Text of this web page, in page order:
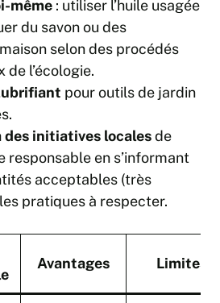
même : utiliser l’huile usagée
du savon ou des
selon des procédés
de l’écologie.
pour outils de jardin
des initiatives localesde
responsable en s’informant
acceptables (très
pratiques à respecter.
Avantages Limites